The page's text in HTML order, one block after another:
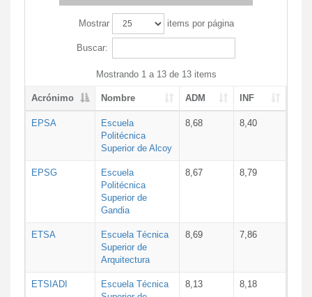
Mostrar items por página
Buscar:
Mostrando 1 a 13 de 13 items
Acrónimo Nombre ADM INF
EPSA
Escuela
Politécnica
Superior de Alcoy
8,68 8,40
EPSG
Escuela
Politécnica
Superior de
Gandia
8,67 8,79
ETSA
Escuela Técnica
Superior de
Arquitectura
8,69 7,86
ETSIADI
Escuela Técnica
8,13 8,18